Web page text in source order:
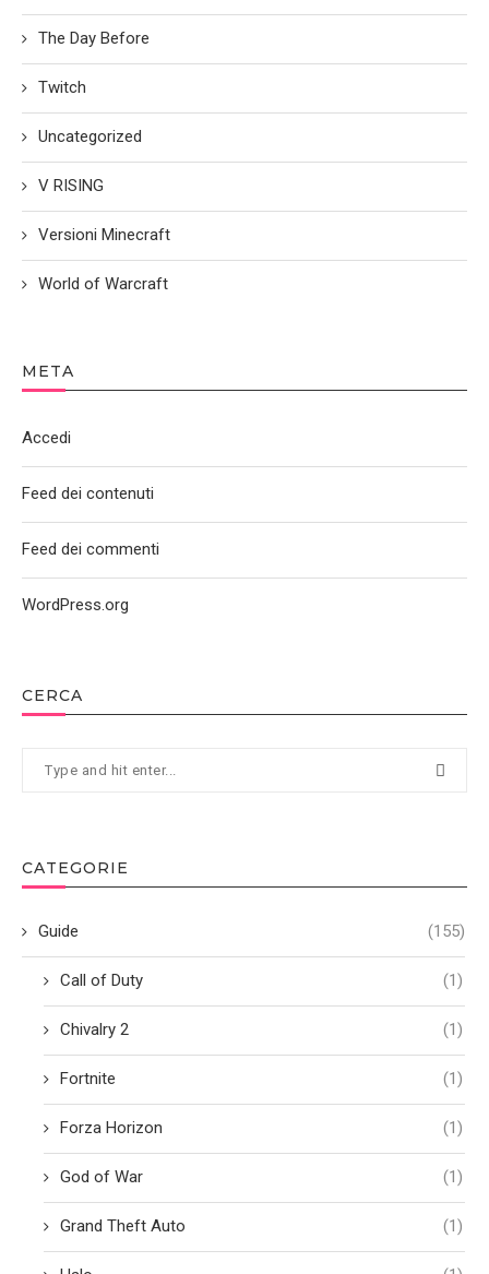
CERCA
CATEGORIE
Guide (155)
Call of Duty (1)
Chivalry 2 (1)
Fortnite (1)
Forza Horizon (1)
God of War (1)
Grand Theft Auto (1)
The Day Before
Twitch
Uncategorized
V RISING
Versioni Minecraft
World of Warcraft
META
Accedi
Feed dei contenuti
Feed dei commenti
WordPress.org